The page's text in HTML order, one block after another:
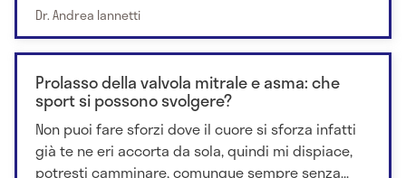
Dr. Andrea Iannetti
Prolasso della valvola mitrale e asma: che
sport si possono svolgere?
Non puoi fare sforzi dove il cuore si sforza infatti
già te ne eri accorta da sola, quindi mi dispiace,
potresti camminare, comunque sempre senza...